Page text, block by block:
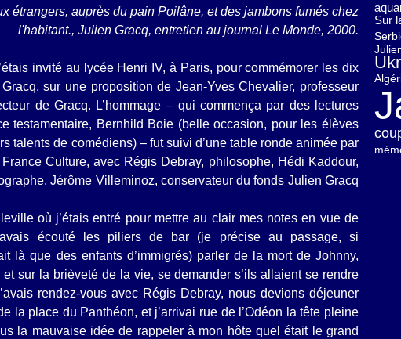
étrangers, auprès du pain Poilâne, et des jambons fumés chez
l'habitant., Julien Gracq, entretien au journal Le Monde, 2000.
invité au lycée Henri IV, à Paris, pour commémorer les dix
sur une proposition de Jean-Yves Chevalier, professeur
de Gracq. L’hommage – qui commença par des lectures
testamentaire, Bernhild Boie (belle occasion, pour les élèves
talents de comédiens) – fut suivi d’une table ronde animée par
Culture, avec Régis Debray, philosophe, Hédi Kaddour,
Jérôme Villeminoz, conservateur du fonds Julien Gracq
où j’étais entré pour mettre au clair mes notes en vue de
écouté les piliers de bar (je précise au passage, si
là que des enfants d’immigrés) parler de la mort de Johnny,
sur la brièveté de la vie, se demander s’ils allaient se rendre
rendez-vous avec Régis Debray, nous devions déjeuner
la place du Panthéon, et j’arrivai rue de l’Odéon la tête pleine
la mauvaise idée de rappeler à mon hôte quel était le grand
Sur